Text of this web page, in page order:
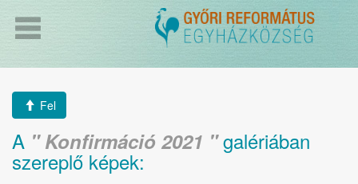
Fel
A Konfirmáció 2021 galériában
szereplő képek: